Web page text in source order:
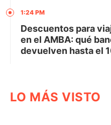
1:24 PM
Descuentos para
en el AMBA: qué
devuelven hasta el
LO MÁS VISTO